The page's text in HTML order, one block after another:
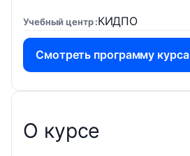
Учебный центр КИДПО
Смотреть программу курса
О курсе